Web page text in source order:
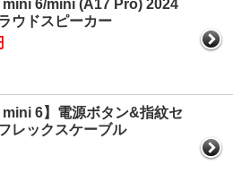
mini 6/mini (A17 Pro) 2024
ウドスピーカー
mini 6】電源ボタン&指紋セ
レックスケーブル